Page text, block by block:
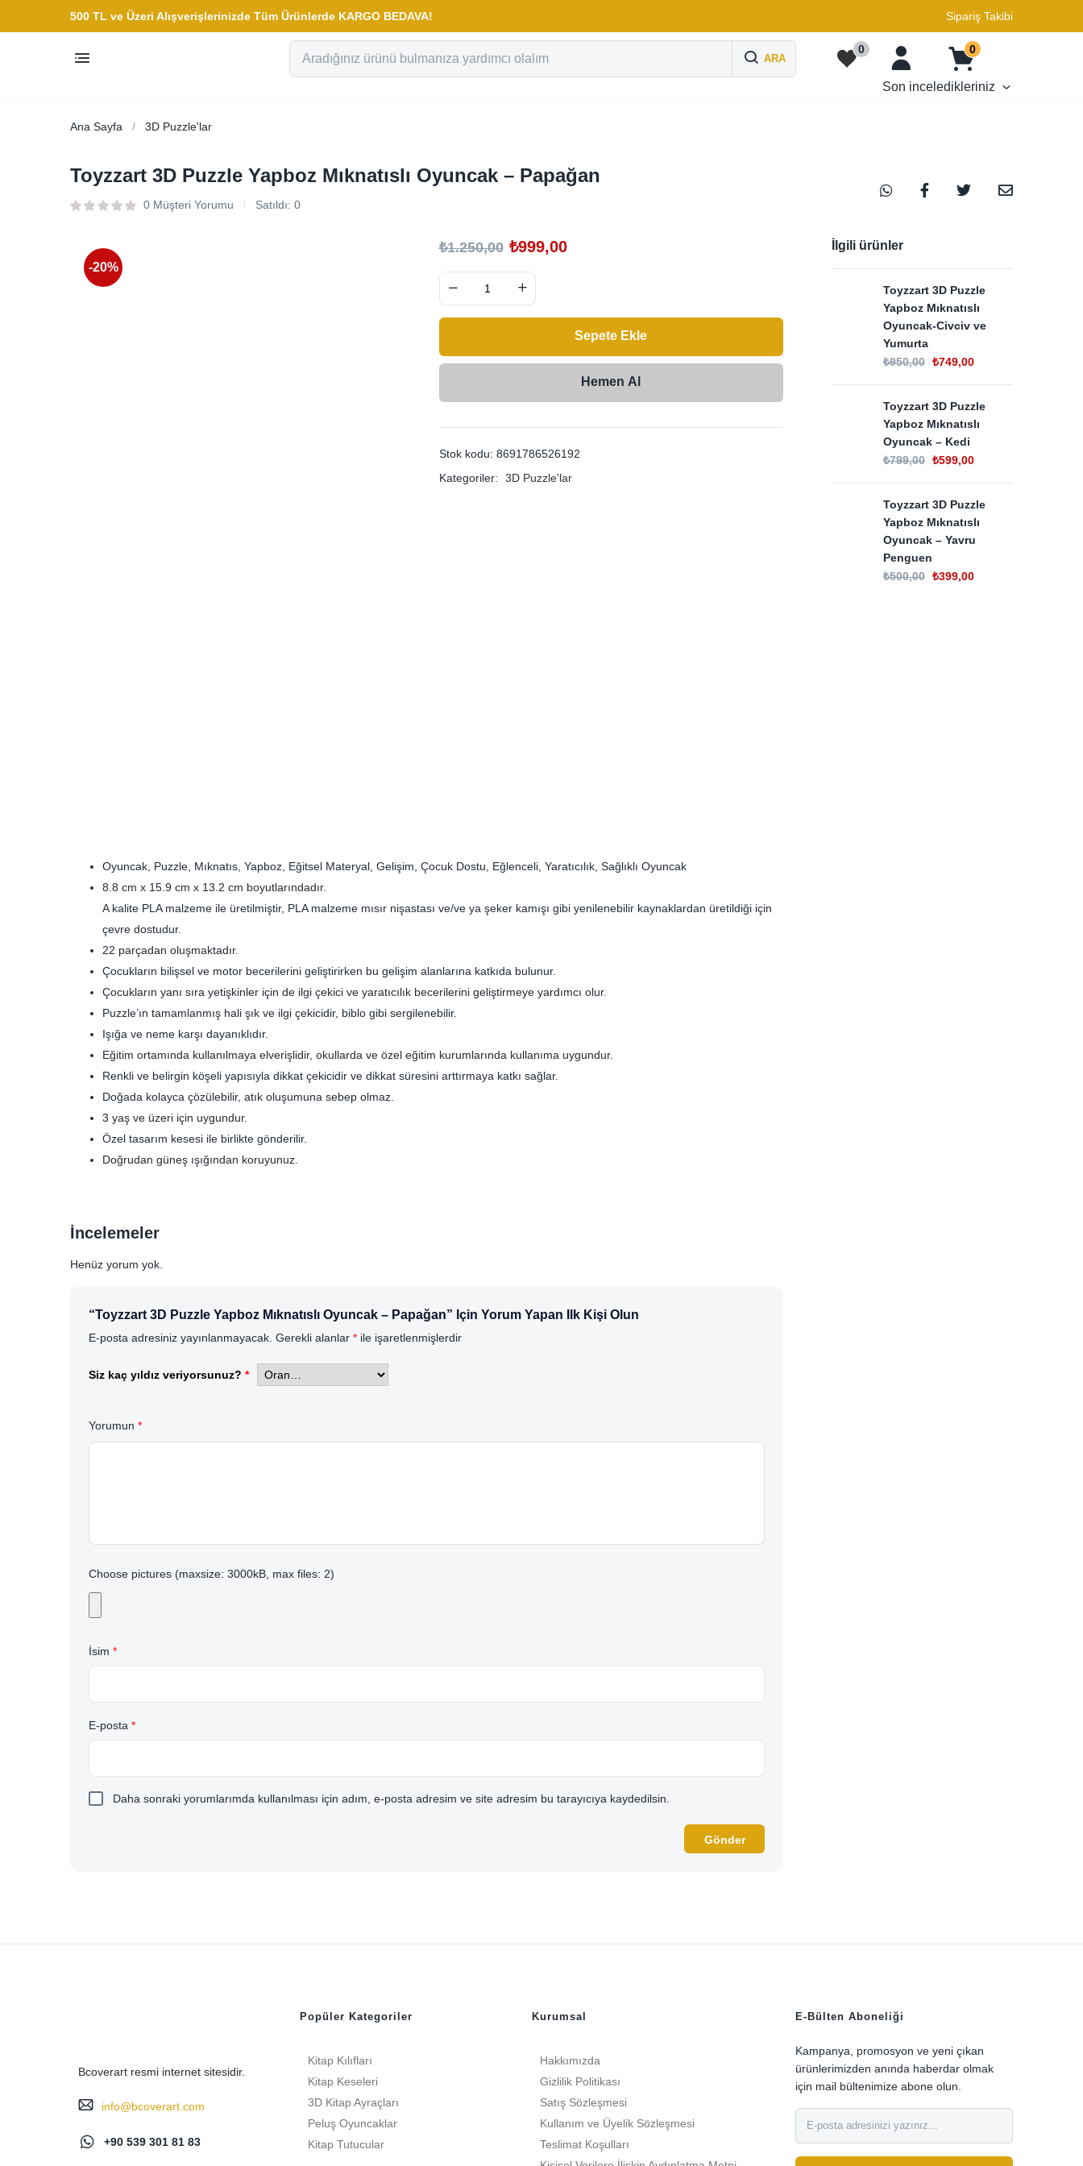
500 TL ve Üzeri Alışverişlerinizde Tüm Ürünlerde KARGO BEDAVA! Sipariş Takibi
ARA
0 0
Son inceledikleriniz
Ana Sayfa 3D Puzzle'lar
Toyzzart 3D Puzzle Yapboz Mıknatıslı Oyuncak – Papağan
0 Müşteri Yorumu Satıldı: 0
-20%
₺1.250,00 ₺999,00
Sepete Ekle
Hemen Al
Stok kodu: 8691786526192
Kategoriler:
3D Puzzle'lar
Oyuncak, Puzzle, Mıknatıs, Yapboz, Eğitsel Materyal, Gelişim, Çocuk Dostu, Eğlenceli, Yaratıcılık, Sağlıklı Oyuncak
8.8 cm x 15.9 cm x 13.2 cm boyutlarındadır.
A kalite PLA malzeme ile üretilmiştir, PLA malzeme mısır nişastası ve/ve ya şeker kamışı gibi yenilenebilir kaynaklardan üretildiği için
çevre dostudur.
22 parçadan oluşmaktadır.
Çocukların bilişsel ve motor becerilerini geliştirirken bu gelişim alanlarına katkıda bulunur.
Çocukların yanı sıra yetişkinler için de ilgi çekici ve yaratıcılık becerilerini geliştirmeye yardımcı olur.
Puzzle’ın tamamlanmış hali şık ve ilgi çekicidir, biblo gibi sergilenebilir.
Işığa ve neme karşı dayanıklıdır.
Eğitim ortamında kullanılmaya elverişlidir, okullarda ve özel eğitim kurumlarında kullanıma uygundur.
Renkli ve belirgin köşeli yapısıyla dikkat çekicidir ve dikkat süresini arttırmaya katkı sağlar.
Doğada kolayca çözülebilir, atık oluşumuna sebep olmaz.
3 yaş ve üzeri için uygundur.
Özel tasarım kesesi ile birlikte gönderilir.
Doğrudan güneş ışığından koruyunuz.
İncelemeler
Henüz yorum yok.
“Toyzzart 3D Puzzle Yapboz Mıknatıslı Oyuncak – Papağan” Için Yorum Yapan Ilk Kişi Olun
E-posta adresiniz yayınlanmayacak. Gerekli alanlar * ile işaretlenmişlerdir
Siz kaç yıldız veriyorsunuz? *
Yorumun *
Choose pictures (maxsize: 3000kB, max files: 2)
İsim *
E-posta *
Daha sonraki yorumlarımda kullanılması için adım, e-posta adresim ve site adresim bu tarayıcıya kaydedilsin.
İlgili ürünler
Toyzzart 3D Puzzle
Yapboz Mıknatıslı
Oyuncak-Civciv ve
Yumurta
₺950,00 ₺749,00
Toyzzart 3D Puzzle
Yapboz Mıknatıslı
Oyuncak – Kedi
₺799,00 ₺599,00
Toyzzart 3D Puzzle
Yapboz Mıknatıslı
Oyuncak – Yavru
Penguen
₺500,00 ₺399,00
Bcoverart resmi internet sitesidir.
info@bcoverart.com
+90 539 301 81 83
Popüler Kategoriler
Kitap Kılıfları
Kitap Keseleri
3D Kitap Ayraçları
Peluş Oyuncaklar
Kitap Tutucular
Kurumsal
Hakkımızda
Gizlilik Politikası
Satış Sözleşmesi
Kullanım ve Üyelik Sözleşmesi
Teslimat Koşulları
E-Bülten Aboneliği
Kampanya, promosyon ve yeni çıkan
ürünlerimizden anında haberdar olmak
için mail bültenimize abone olun.